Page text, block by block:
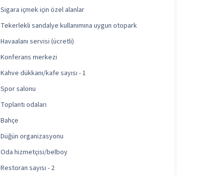
Sigara içmek için özel alanlar
Tekerlekli sandalye kullanımına uygun otopark
Havaalanı servisi (ücretli)
Konferans merkezi
Kahve dükkanı/kafe sayısı - 1
Spor salonu
Toplantı odaları
Bahçe
Düğün organizasyonu
Oda hizmetçisi/belboy
Restoran sayısı - 2